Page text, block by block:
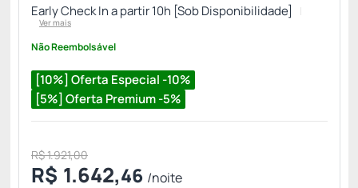
[10%] Oferta Especial -10%
[5%] Oferta Premium -5%
Early Check In a partir 10h [Sob Disponibilidade]
Ver mais
Não Reembolsável
R$ 1.921,00
R$ 1.642,46 /noite